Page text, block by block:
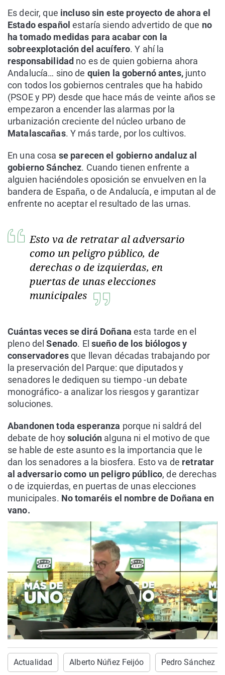
Es decir, que incluso sin este proyecto de ahora el
Estado españolestaría siendo advertido de que no
ha tomado medidas para acabar con la
sobreexplotación del acuífero. Y ahí la
responsabilidad no es de quien gobierna ahora
Andalucía… sino de quien la gobernó antes, junto
con todos los gobiernos centrales que ha habido
(PSOE y PP) desde que hace más de veinte años se
empezaron a encender las alarmas por la
urbanización creciente del núcleo urbano de
Matalascañas. Y más tarde, por los cultivos.
En una cosa se parecen el gobierno andaluz al
gobierno Sánchez. Cuando tienen enfrente a
alguien haciéndoles oposición se envuelven en la
bandera de España, o de Andalucía, e imputan al de
enfrente no aceptar el resultado de las urnas.
Esto va de retratar al adversario
como un peligro público, de
derechas o de izquierdas, en
puertas de unas elecciones
municipales
Cuántas veces se dirá Doñanaesta tarde en el
pleno delSenado. El sueño de los biólogos y
conservadoresque llevan décadas trabajando por
la preservación del Parque: que diputados y
senadores le dediquen su tiempo -un debate
monográfico- a analizar los riesgos y garantizar
soluciones.
Abandonen toda esperanza porque ni saldrá del
debate de hoysolución alguna ni el motivo de que
se hable de este asunto es la importancia que le
dan los senadores a la biosfera. Esto va de retratar
al adversario como un peligro público, de derechas
o de izquierdas, en puertas de unas elecciones
municipales. No tomaréis el nombre de Doñana en
vano.
Actualidad Alberto Núñez Feijóo Pedro Sánchez